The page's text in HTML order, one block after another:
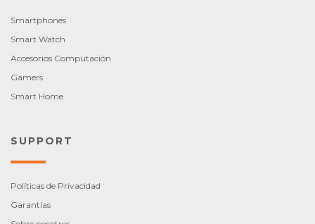
Smartphones
Smart Watch
Accesorios Computación
Gamers
Smart Home
SUPPORT
Políticas de Privacidad
Garantías